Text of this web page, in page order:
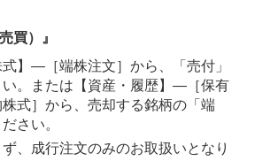
買）』
】―［端株注文］から、「売付」
い。または【資産・履歴】―［保有
式］から、売却する銘柄の「端
さい。
、成行注文のみのお取扱いとなり